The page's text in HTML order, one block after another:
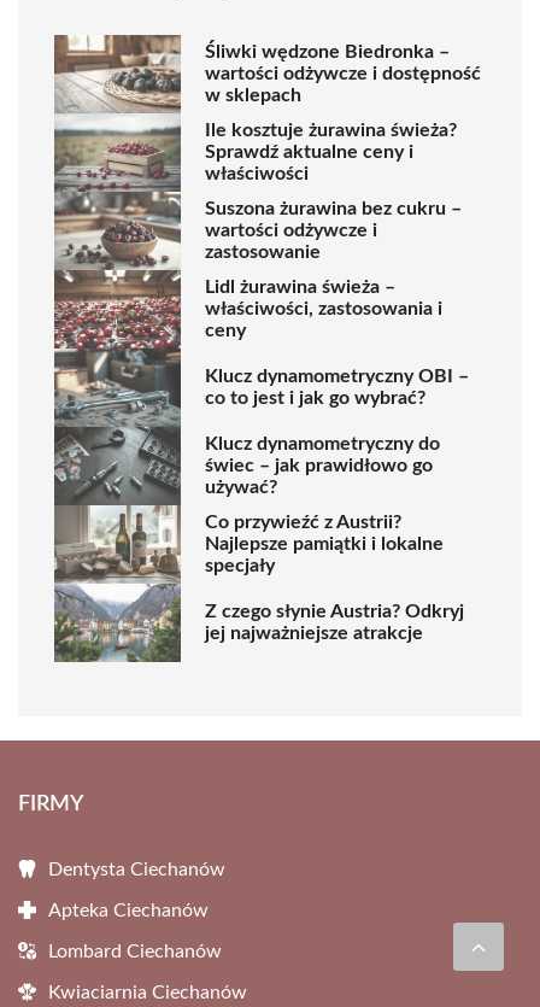
Śliwki wędzone Biedronka –
wartości odżywcze i dostępność
w sklepach
Ile kosztuje żurawina świeża?
Sprawdź aktualne ceny i
właściwości
Suszona żurawina bez cukru –
wartości odżywcze i
zastosowanie
Lidl żurawina świeża –
właściwości, zastosowania i
ceny
Klucz dynamometryczny OBI –
co to jest i jak go wybrać?
Klucz dynamometryczny do
świec – jak prawidłowo go
używać?
Co przywieźć z Austrii?
Najlepsze pamiątki i lokalne
specjały
Z czego słynie Austria? Odkryj
jej najważniejsze atrakcje
FIRMY
Dentysta Ciechanów
Apteka Ciechanów
Lombard Ciechanów
Kwiaciarnia Ciechanów